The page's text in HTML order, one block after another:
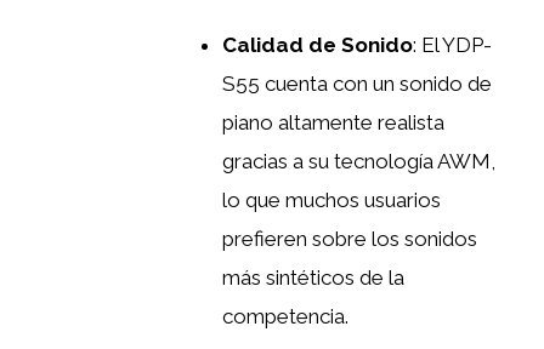
Calidad de Sonido: El YDP-
S55 cuenta con un sonido de
piano altamente realista
gracias a su tecnología AWM,
lo que muchos usuarios
prefieren sobre los sonidos
más sintéticos de la
competencia.